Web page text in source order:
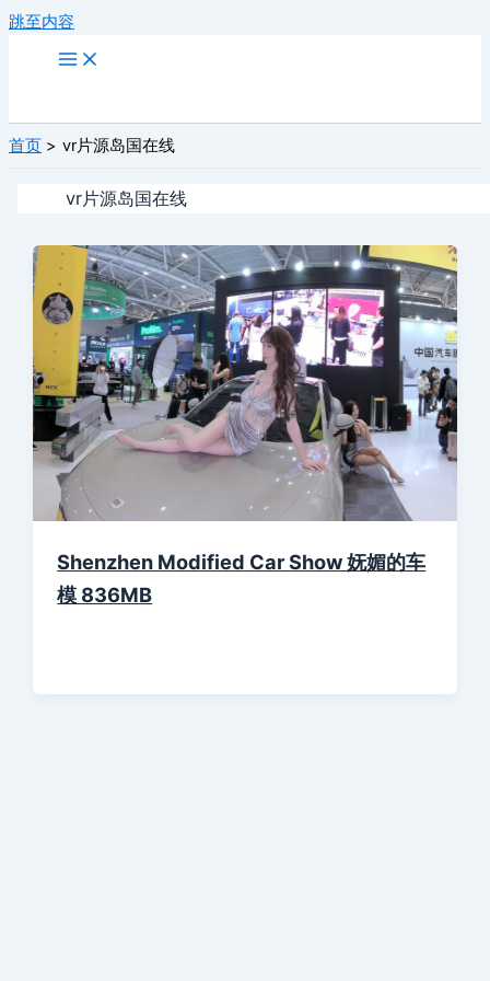
跳至内容
首页 vr片源岛国在线
vr片源岛国在线
Shenzhen Modified Car Show 妩媚的车
模 836MB